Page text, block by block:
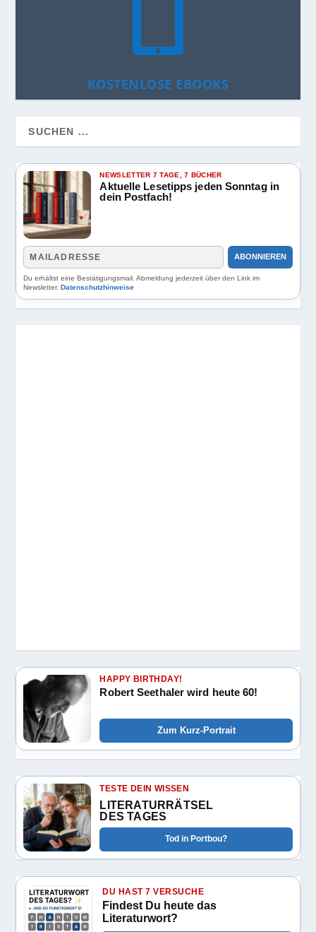
KOSTENLOSE EBOOKS
NEWSLETTER 7 TAGE, 7 BÜCHER
Aktuelle Lesetipps jeden Sonntag in
dein Postfach!
ABONNIEREN
Du erhältst eine Bestätigungsmail. Abmeldung jederzeit über den Link im
Newsletter.Datenschutzhinweise
HAPPY BIRTHDAY!
Robert Seethaler wird heute 60!
Zum Kurz-Portrait
TESTE DEIN WISSEN
LITERATURRÄTSEL
DES TAGES
Tod in Portbou?
DU HAST 7 VERSUCHE
Findest Du heute das
Literaturwort?